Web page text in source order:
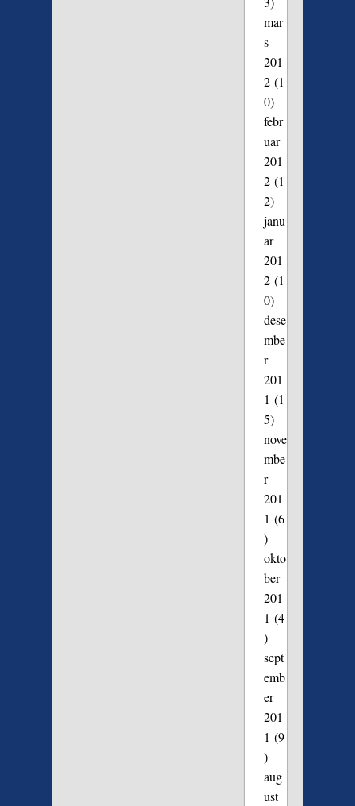
mar
s
201
2(1
0)
febr
uar
201
2(1
2)
janu
ar
201
2(1
0)
dese
mbe
r
201
1 (1
5)
nove
mbe
r
201
1 (6
)
okto
ber
201
1 (4
)
sept
emb
er
201
1 (9
)
aug
ust